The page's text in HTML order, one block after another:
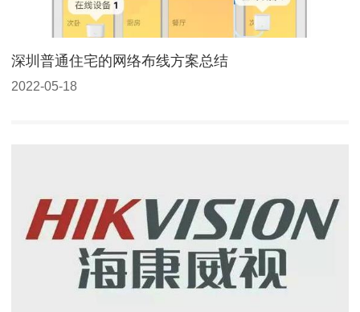
深圳普通住宅的网络布线方案总结
2022-05-18